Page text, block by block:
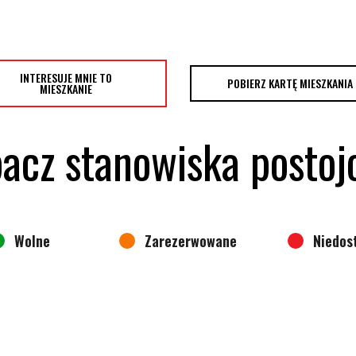
INTERESUJE MNIE TO
MIESZKANIE POBIERZ KARTĘ MIESZKANIA
stanowiska
Wolne Zarezerwowane